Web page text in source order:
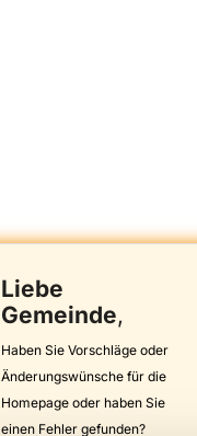
Liebe
Gemeinde,
Haben Sie Vorschläge oder
Änderungswünsche für die
Homepage oder haben Sie
einen Fehler gefunden?